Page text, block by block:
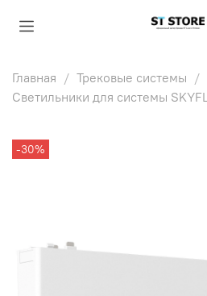
Главная Трековые системы
Светильники для системы
-30%